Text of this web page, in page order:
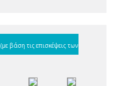
(με βάση τις επισκέψεις των